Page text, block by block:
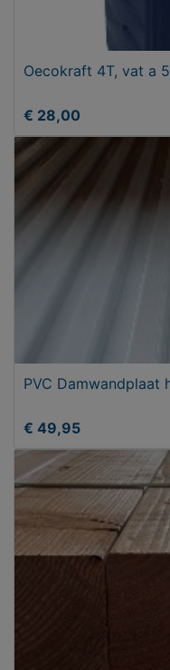
Oecokraft 4T, vat a
€ 28,00
PVC Damwandplaat
€ 49,95